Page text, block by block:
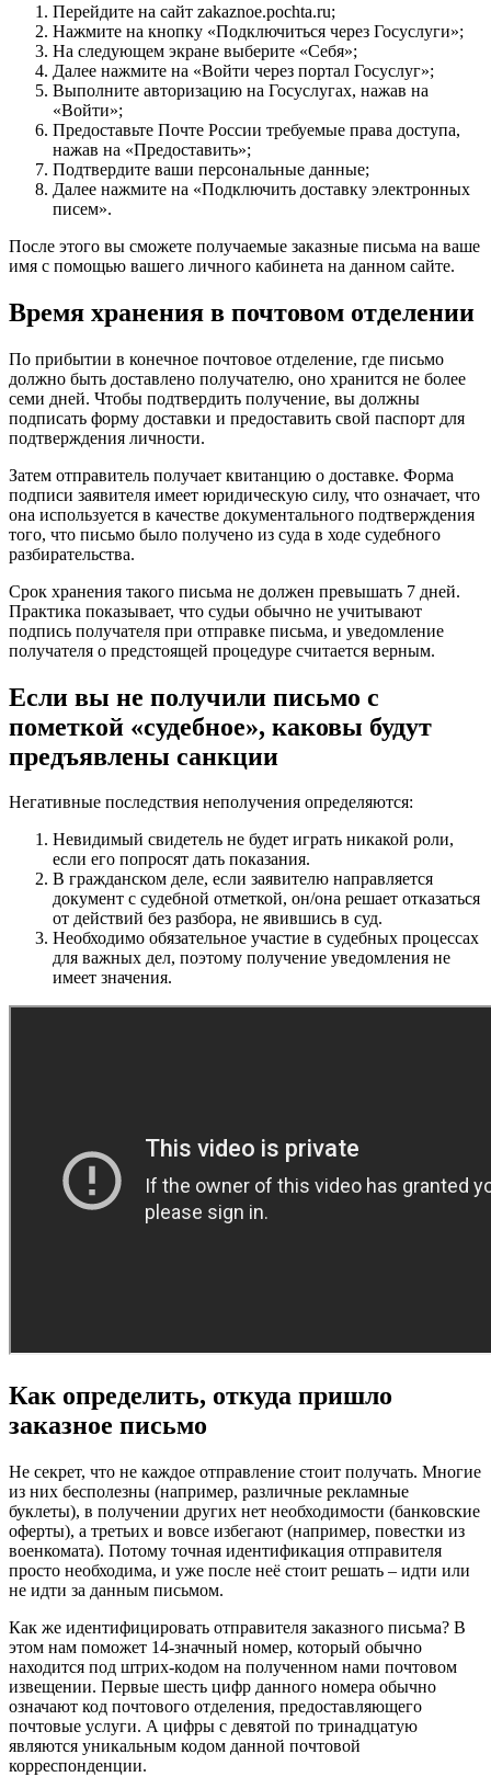
Перейдите на сайт zakaznoe.pochta.ru;
Нажмите на кнопку «Подключиться через Госуслуги»;
На следующем экране выберите «Себя»;
Далее нажмите на «Войти через портал Госуслуг»;
Выполните авторизацию на Госуслугах, нажав на
«Войти»;
Предоставьте Почте России требуемые права доступа,
нажав на «Предоставить»;
Подтвердите ваши персональные данные;
Далее нажмите на «Подключить доставку электронных
писем».
После этого вы сможете получаемые заказные письма на ваше
имя с помощью вашего личного кабинета на данном сайте.
Время хранения в почтовом отделении
По прибытии в конечное почтовое отделение, где письмо
должно быть доставлено получателю, оно хранится не более
семи дней. Чтобы подтвердить получение, вы должны
подписать форму доставки и предоставить свой паспорт для
подтверждения личности.
Затем отправитель получает квитанцию о доставке. Форма
подписи заявителя имеет юридическую силу, что означает, что
она используется в качестве документального подтверждения
того, что письмо было получено из суда в ходе судебного
разбирательства.
Срок хранения такого письма не должен превышать 7 дней.
Практика показывает, что судьи обычно не учитывают
подпись получателя при отправке письма, и уведомление
получателя о предстоящей процедуре считается верным.
Если вы не получили письмо с
пометкой «судебное», каковы будут
предъявлены санкции
Негативные последствия неполучения определяются:
Невидимый свидетель не будет играть никакой роли,
если его попросят дать показания.
В гражданском деле, если заявителю направляется
документ с судебной отметкой, он/она решает отказаться
от действий без разбора, не явившись в суд.
Необходимо обязательное участие в судебных процессах
для важных дел, поэтому получение уведомления не
имеет значения.
Как определить, откуда пришло
заказное письмо
Не секрет, что не каждое отправление стоит получать. Многие
из них бесполезны (например, различные рекламные
буклеты), в получении других нет необходимости (банковские
оферты), а третьих и вовсе избегают (например, повестки из
военкомата). Потому точная идентификация отправителя
просто необходима, и уже после неё стоит решать – идти или
не идти за данным письмом.
Как же идентифицировать отправителя заказного письма? В
этом нам поможет 14-значный номер, который обычно
находится под штрих-кодом на полученном нами почтовом
извещении. Первые шесть цифр данного номера обычно
означают код почтового отделения, предоставляющего
почтовые услуги. А цифры с девятой по тринадцатую
являются уникальным кодом данной почтовой
корреспонденции.